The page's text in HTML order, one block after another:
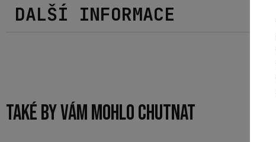
DALŠÍ INFORMACE
TAKÉ BY VÁM MOHLO CHUTNAT